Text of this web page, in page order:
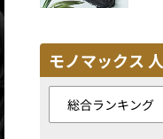
モノマックス